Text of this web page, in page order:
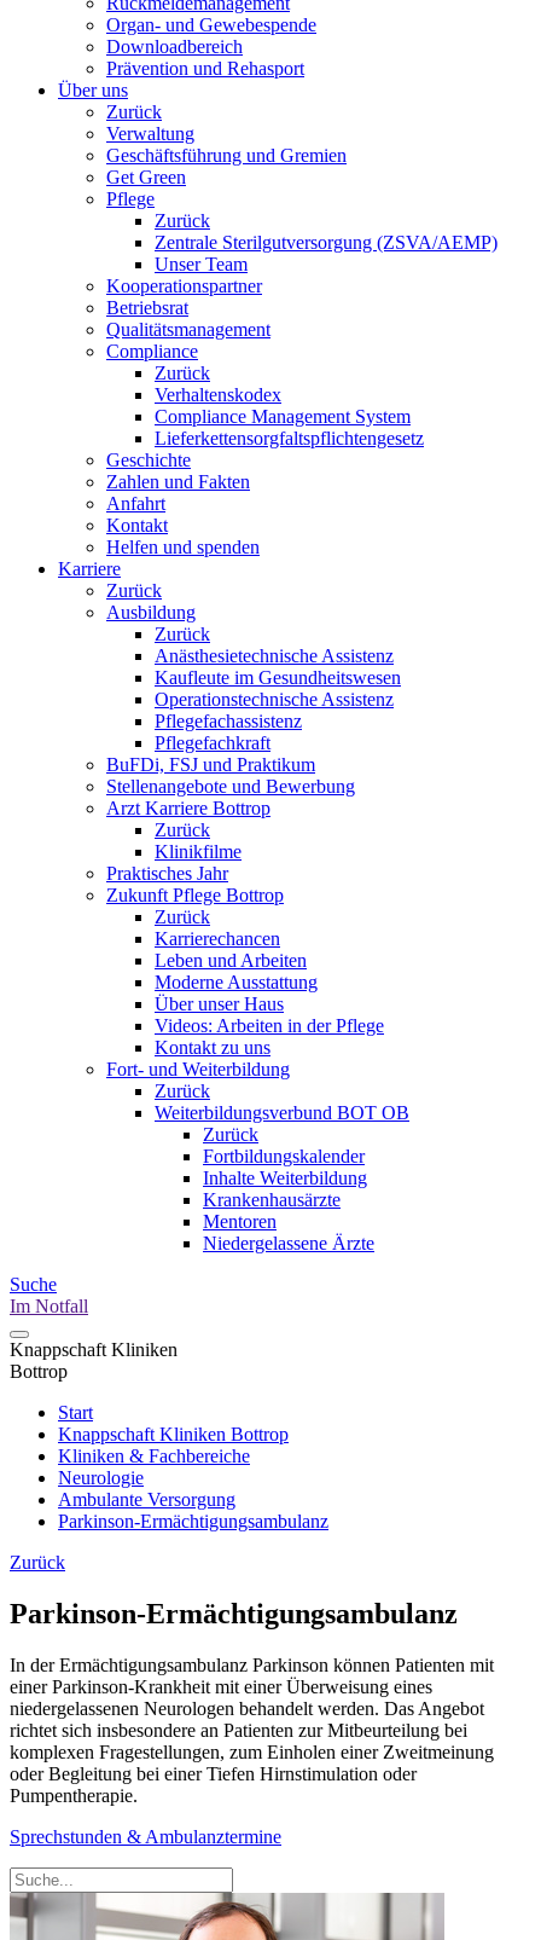
Organ- und Gewebespende
Downloadbereich
Prävention und Rehasport
Über uns
Zurück
Verwaltung
Geschäftsführung und Gremien
Get Green
Pflege
Zurück
Zentrale Sterilgutversorgung (ZSVA/AEMP)
Unser Team
Kooperationspartner
Betriebsrat
Qualitätsmanagement
Compliance
Zurück
Verhaltenskodex
Compliance Management System
Lieferkettensorgfaltspflichtengesetz
Geschichte
Zahlen und Fakten
Anfahrt
Kontakt
Helfen und spenden
Karriere
Zurück
Ausbildung
Zurück
Anästhesietechnische Assistenz
Kaufleute im Gesundheitswesen
Operationstechnische Assistenz
Pflegefachassistenz
Pflegefachkraft
BuFDi, FSJ und Praktikum
Stellenangebote und Bewerbung
Arzt Karriere Bottrop
Zurück
Klinikfilme
Praktisches Jahr
Zukunft Pflege Bottrop
Zurück
Karrierechancen
Leben und Arbeiten
Moderne Ausstattung
Über unser Haus
Videos: Arbeiten in der Pflege
Kontakt zu uns
Fort- und Weiterbildung
Zurück
Weiterbildungsverbund BOT OB
Zurück
Fortbildungskalender
Inhalte Weiterbildung
Krankenhausärzte
Mentoren
Niedergelassene Ärzte
Suche
Im Notfall
Knappschaft Kliniken
Bottrop
Start
Knappschaft Kliniken Bottrop
Kliniken & Fachbereiche
Neurologie
Ambulante Versorgung
Parkinson-Ermächtigungsambulanz
Zurück
Parkinson-Ermächtigungsambulanz
In der Ermächtigungsambulanz Parkinson können Patienten mit
einer Parkinson-Krankheit mit einer Überweisung eines
niedergelassenen Neurologen behandelt werden. Das Angebot
richtet sich insbesondere an Patienten zur Mitbeurteilung bei
komplexen Fragestellungen, zum Einholen einer Zweitmeinung
oder Begleitung bei einer Tiefen Hirnstimulation oder
Pumpentherapie.
Sprechstunden & Ambulanztermine